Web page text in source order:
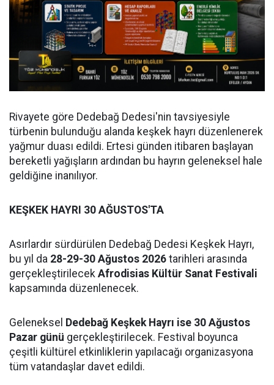
Rivayete göre Dedebağ Dedesi'nin tavsiyesiyle
türbenin bulunduğu alanda keşkek hayrı düzenlenerek
yağmur duası edildi. Ertesi günden itibaren başlayan
bereketli yağışların ardından bu hayrın geleneksel hale
geldiğine inanılıyor.
KEŞKEK HAYRI 30 AĞUSTOS'TA
Asırlardır sürdürülen Dedebağ Dedesi Keşkek Hayrı,
bu yıl da 28-29-30 Ağustos 2026 tarihleri arasında
gerçekleştirilecek Afrodisias Kültür Sanat Festivali
kapsamında düzenlenecek.
Geleneksel Dedebağ Keşkek Hayrı ise 30 Ağustos
Pazar günü gerçekleştirilecek. Festival boyunca
çeşitli kültürel etkinliklerin yapılacağı organizasyona
tüm vatandaşlar davet edildi.